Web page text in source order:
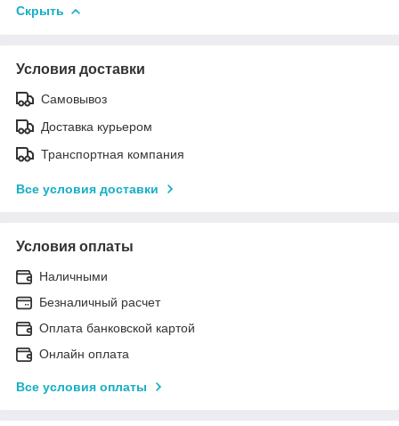
Скрыть
Условия доставки
Самовывоз
Доставка курьером
Транспортная компания
Все условия доставки
Условия оплаты
Наличными
Безналичный расчет
Оплата банковской картой
Онлайн оплата
Все условия оплаты